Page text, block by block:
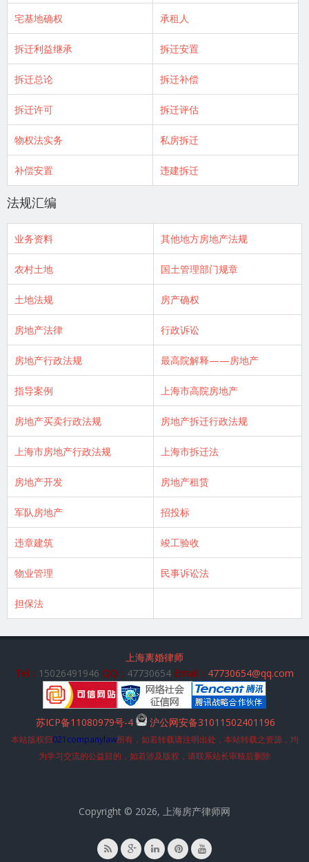
宅基地确权 承租人
拆迁利益继承 拆迁安置
拆迁总论 拆迁补偿
拆迁许可 拆迁评估
物权法实务 私房拆迁
补偿安置 违建拆迁
法规汇编
业务资料 其他地方房地产法规
农村土地 国土管理部门规章
土地法规 房产确权
房地产法律 行政诉讼
房地产行政法规 最高院解释——房地产
指导案例 上海市高院房地产
房地产买卖行政法规 房地产拆迁行政法规
上海市房地产行政法规 上海市拆迁法
房地产开发 房地产租赁
军队房地产 招投标
违章建筑 竣工验收
物业管理 民事诉讼法
担保法
上海离婚律师
Tel： 15026491946 QQ： 47730654 Email： 47730654@qq.com
苏ICP备11080979号-4 沪公网安备31011502401196
本站版权归021companylaw所有，如若转载请注明出处，本站转载之资源，均
为学习交流的公益目的，如若涉及版权，请联系站长审核后删除
Copyright © 2026, 上海房产律师网